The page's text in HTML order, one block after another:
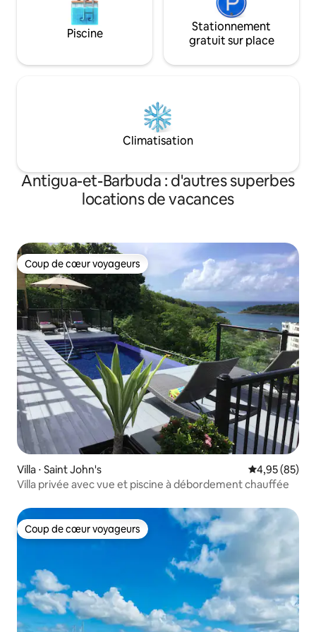
Piscine
Stationnement
gratuit sur place
Climatisation
Antigua-et-Barbuda : d'autres superbes
locations de vacances
Coup de cœur voyageurs
Coup de cœur voyageurs
Villa ⋅ Saint John's Évaluation
4,95 (85)
Villa privée avec vue et piscine à débordement chauffée
Coup de cœur voyageurs
Coup de cœur voyageurs